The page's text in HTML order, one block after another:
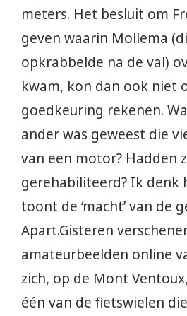
meters. Het besluit om
geven waarin Mollema
opkrabbelde na de val)
kwam, kon dan ook niet
goedkeuring rekenen.
ander was geweest die
van een motor? Hadden
gerehabiliteerd? Ik denk
toont de ‘macht’ van de
Apart.Gisteren
amateurbeelden online
zich, op de Mont
één van de fietswielen